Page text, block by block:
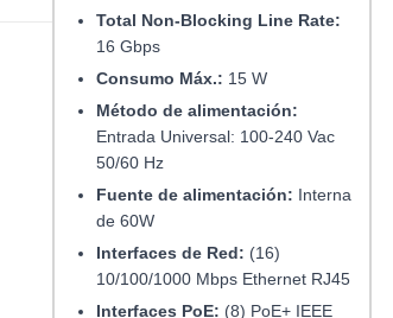
Total Non-Blocking Line Rate:
16 Gbps
Consumo Máx.: 15 W
Método de alimentación:
Entrada Universal: 100-240 Vac
50/60 Hz
Fuente de alimentación: Interna
de 60W
Interfaces de Red: (16)
10/100/1000 Mbps Ethernet RJ45
Interfaces PoE: (8) PoE+ IEEE